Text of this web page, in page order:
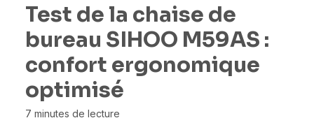
Test de la chaise de
bureau SIHOO M59AS :
confort ergonomique
optimisé
7 minutes de lecture